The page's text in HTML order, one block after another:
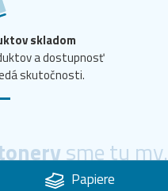
skladom
a dostupnosť
skutočnosti.
sme tu my.
Papiere